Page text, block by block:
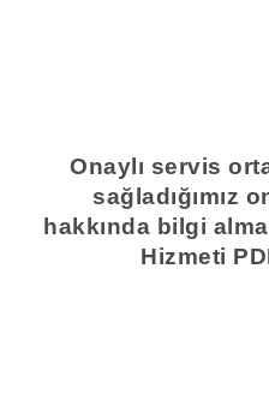
Onaylı servis
sağladığımız
hakkında bilgi
Hizmeti